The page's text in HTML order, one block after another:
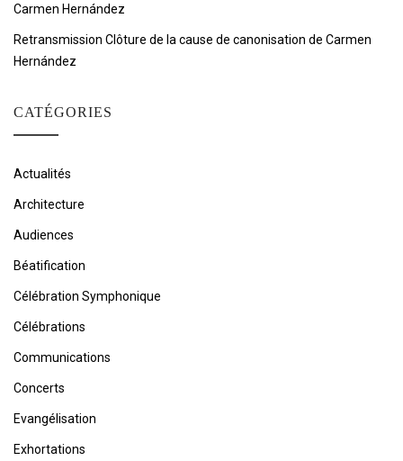
Carmen Hernández
Retransmission Clôture de la cause de canonisation de Carmen
Hernández
CATÉGORIES
Actualités
Architecture
Audiences
Béatification
Célébration Symphonique
Célébrations
Communications
Concerts
Evangélisation
Exhortations